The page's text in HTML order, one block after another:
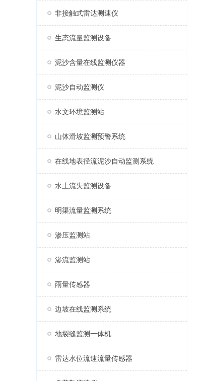
非接触式雷达测速仪
生态流量监测设备
泥沙含量在线监测仪器
泥沙自动监测仪
水文环境监测站
山体滑坡监测预警系统
在线地表径流泥沙自动监测系统
水土流失监测设备
明渠流量监测系统
渗压监测站
渗流监测站
雨量传感器
边坡在线监测系统
地裂缝监测一体机
雷达水位流速流量传感器